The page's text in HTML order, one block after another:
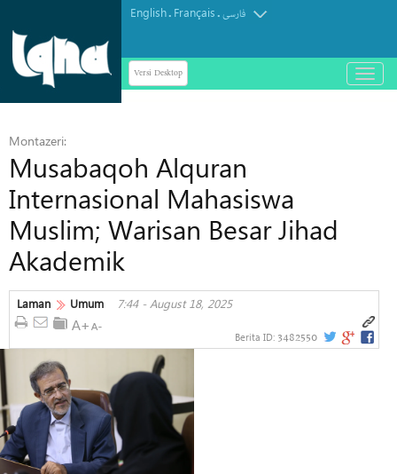
English. Français.فارسی
Versi Desktop
باز
و
Montazeri:
Musabaqoh Alquran
Internasional Mahasiswa
Muslim; Warisan Besar Jihad
Akademik
Laman Umum 7:44 - August 18, 2025
Berita ID: 3482550